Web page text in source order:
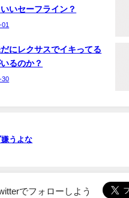
いセーフライン？
にレクサスでイキってる
るのか？
30
うよな
でフォローしよう